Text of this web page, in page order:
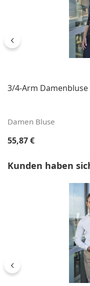
3/4-Arm
Damen Bluse
Regulärer Preis:
55,87 €
Produktgalerie
Kunden haben